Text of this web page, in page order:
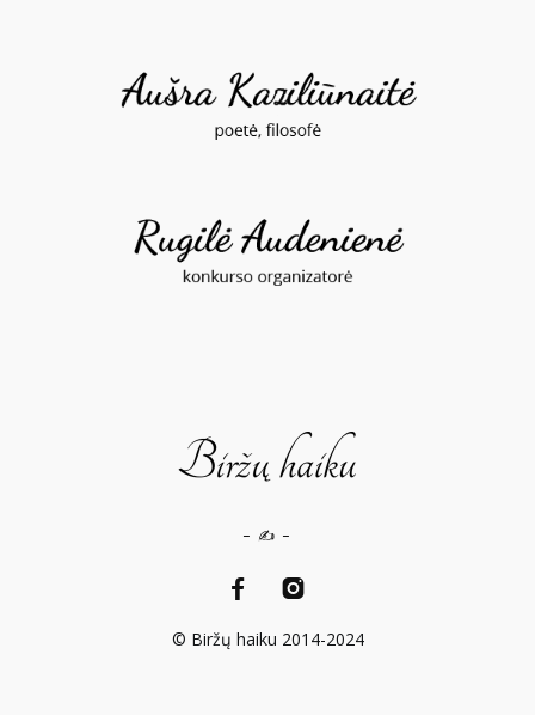
© Biržų haiku 2014-2024
– ✍️ –